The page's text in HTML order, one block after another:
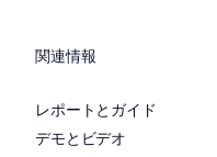
関連情報
レポートとガイド
デモとビデオ